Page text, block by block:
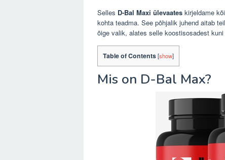
Selles D-Bal Maxi ülevaates kirjeldame
kohta teadma. See põhjalik juhend aitab
õige valik, alates selle koostisosadest
Table of Contents[show]
Mis on D-Bal Max?